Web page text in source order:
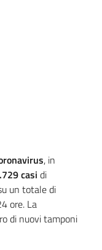
, in
casi di
un totale di
ore. La
di nuovi tamponi